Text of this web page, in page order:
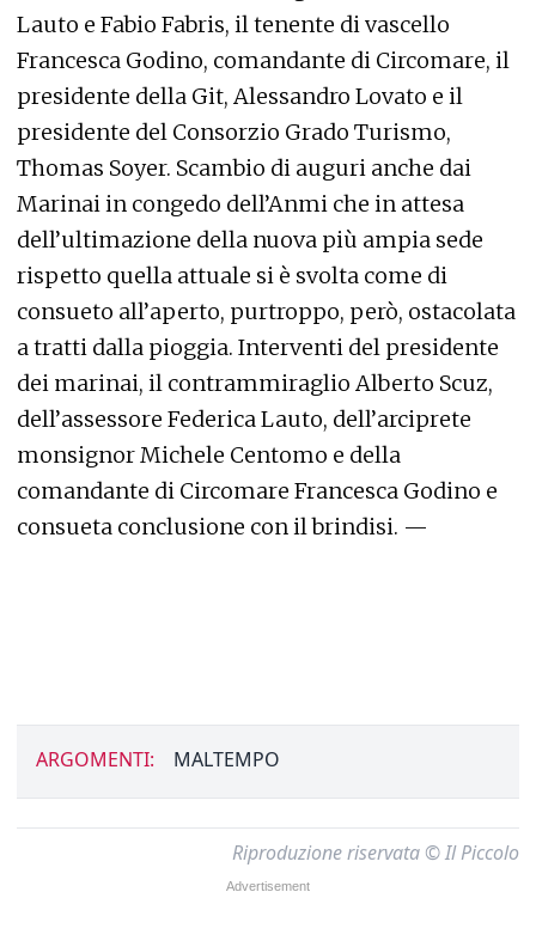
Lauto e Fabio Fabris, il tenente di vascello
Francesca Godino, comandante di Circomare, il
presidente della Git, Alessandro Lovato e il
presidente del Consorzio Grado Turismo,
Thomas Soyer. Scambio di auguri anche dai
Marinai in congedo dell’Anmi che in attesa
dell’ultimazione della nuova più ampia sede
rispetto quella attuale si è svolta come di
consueto all’aperto, purtroppo, però, ostacolata
a tratti dalla pioggia. Interventi del presidente
dei marinai, il contrammiraglio Alberto Scuz,
dell’assessore Federica Lauto, dell’arciprete
monsignor Michele Centomo e della
comandante di Circomare Francesca Godino e
consueta conclusione con il brindisi. —
ARGOMENTI: MALTEMPO
Riproduzione riservata © Il Piccolo